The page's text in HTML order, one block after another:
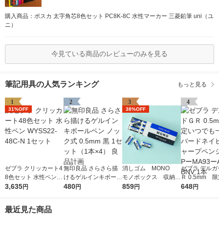
購入商品：ポスカ 太字角芯8色セット PC8K-8C 水性マーカー 三菱鉛筆 uni（ユ
ニ）
今見ている商品のレビューのみを見る
筆記用具の人気ランキング もっと見る
1
31%OFF
ゼブラ クリッカート4
8色セット 水性ペン W
YSS22-48C-N 1セッ
3,635円
2
無印良品 さらさら描
けるゲルインキボール
ペン ノック式 0.5mm
480円
3
38%OFF
消しゴム MONO
モノボックス 収納B
OX付 JHA-061 1個
859円
4
ゼブラ デルガ
Ｒ 0.5mm 限
でも一緒 バ
648円
最近見た商品